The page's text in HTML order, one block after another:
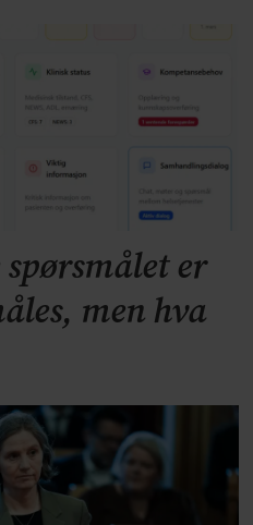
er
men hva